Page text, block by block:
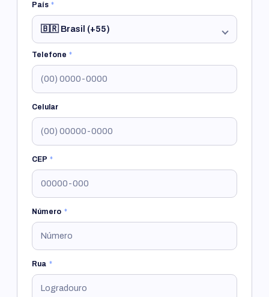
País *
Telefone *
Celular
CEP *
Número *
Rua *